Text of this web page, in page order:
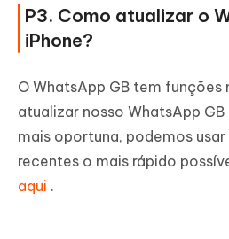
P3. Como atualizar o
iPhone?
O WhatsApp GB tem
atualizar nosso WhatsApp
mais oportuna, podemos
recentes o mais rápido
aqui .